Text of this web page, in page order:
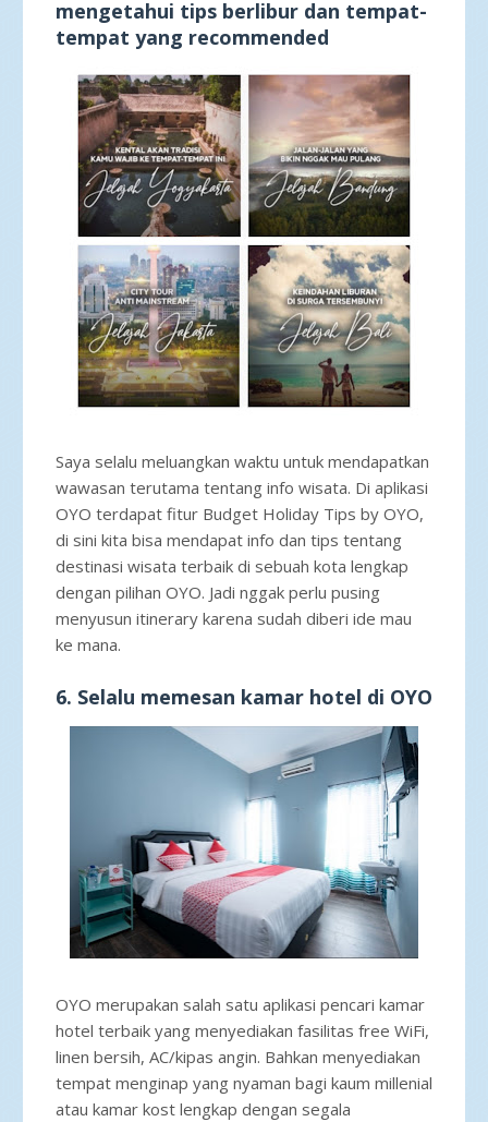
mengetahui tips berlibur dan tempat-
tempat yang recommended
Saya selalu meluangkan waktu untuk mendapatkan
wawasan terutama tentang info wisata. Di aplikasi
OYO terdapat fitur Budget Holiday Tips by OYO,
di sini kita bisa mendapat info dan tips tentang
destinasi wisata terbaik di sebuah kota lengkap
dengan pilihan OYO. Jadi nggak perlu pusing
menyusun itinerary karena sudah diberi ide mau
ke mana.
6. Selalu memesan kamar hotel di OYO
OYO merupakan salah satu aplikasi pencari kamar
hotel terbaik yang menyediakan fasilitas free WiFi,
linen bersih, AC/kipas angin. Bahkan menyediakan
tempat menginap yang nyaman bagi kaum millenial
atau kamar kost lengkap dengan segala